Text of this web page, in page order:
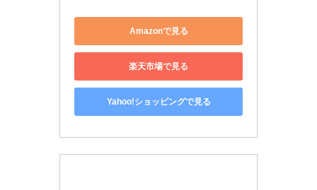
Amazonで見る
楽天市場で見る
Yahoo!ショッピングで見る